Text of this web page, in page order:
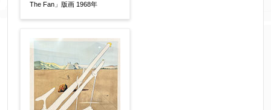
す。（確認画面は表示されません）
同意する 【必須】
↑ 同意頂けましたらチェックを入れてくださ
い。
The Fan」版画 1968年